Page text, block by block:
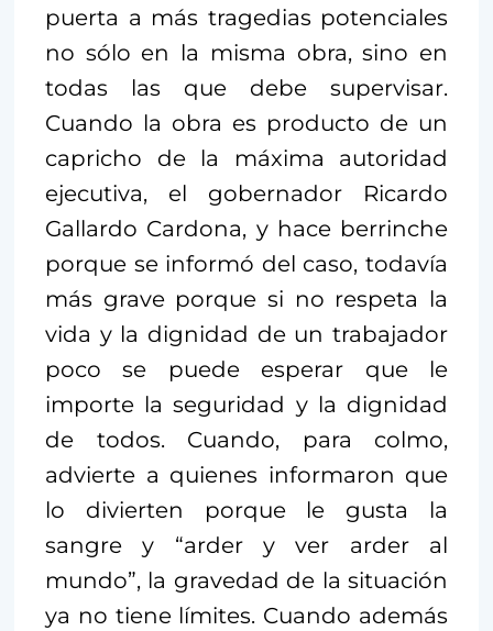
puerta a más tragedias potenciales
no sólo en la misma obra, sino en
todas las que debe supervisar.
Cuando la obra es producto de un
capricho de la máxima autoridad
ejecutiva, el gobernador Ricardo
Gallardo Cardona, y hace berrinche
porque se informó del caso, todavía
más grave porque si no respeta la
vida y la dignidad de un trabajador
poco se puede esperar que le
importe la seguridad y la dignidad
de todos. Cuando, para colmo,
advierte a quienes informaron que
lo divierten porque le gusta la
sangre y “arder y ver arder al
mundo”, la gravedad de la situación
ya no tiene límites. Cuando además